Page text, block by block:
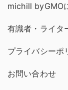
michill byGMO
有識者・ライタ
プライバシーポ
お問い合わせ